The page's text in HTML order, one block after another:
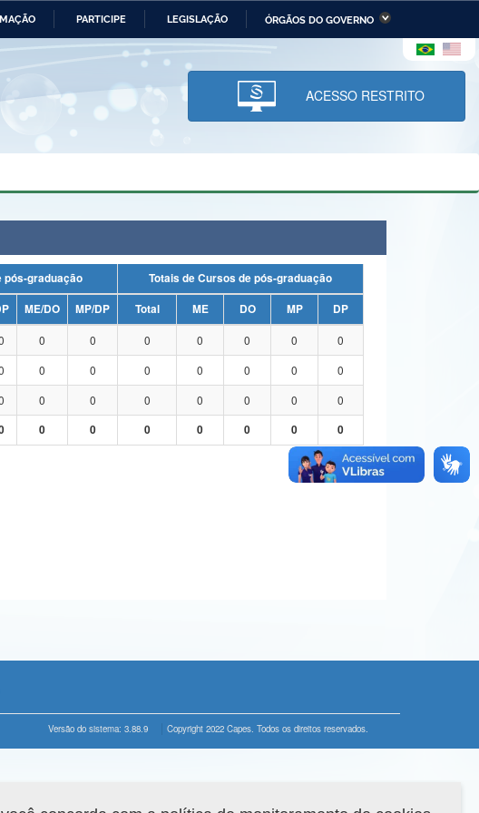
PARTICIPE LEGISLAÇÃO ÓRGÃOS DO GOVERNO
Ministério da Economia Ministério da Infraestrutura
Ministério da Ciência,
Tecnologia, Inovações e
Comunicações
e dos Direitos Humanos
Planalto
ACESSO RESTRITO
Total de Programas de pós-graduação
Totais de Cursos de pós-graduação
ME/DO MP/DP Total ME DO MP
DP
0 0 0 0 0 0
0
0 0 0 0 0 0
0
0 0 0 0 0 0
0
0 0 0 0 0 0 0
Versão do sistema: 3.88.9 Copyright 2022 Capes. Todos os direitos reservados.